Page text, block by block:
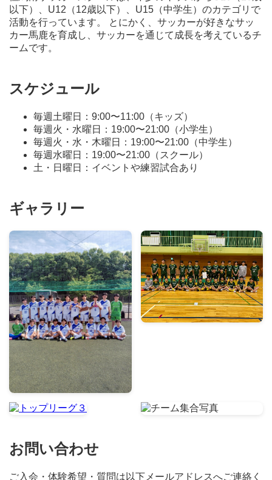
以下）、U12（12歳以下）、U15（中学生）のカテゴリで
活動を行っています。 とにかく、サッカーが好きなサッ
カー馬鹿を育成し、サッカーを通じて成長を考えているチ
ームです。
スケジュール
毎週土曜日：9:00〜11:00（キッズ）
毎週火・水曜日：19:00〜21:00（小学生）
毎週火・水・木曜日：19:00〜21:00（中学生）
毎週水曜日：19:00〜21:00（スクール）
土・日曜日：イベントや練習試合あり
ギャラリー
お問い合わせ
ご入会・体験希望・質問は以下メールアドレスへご連絡く